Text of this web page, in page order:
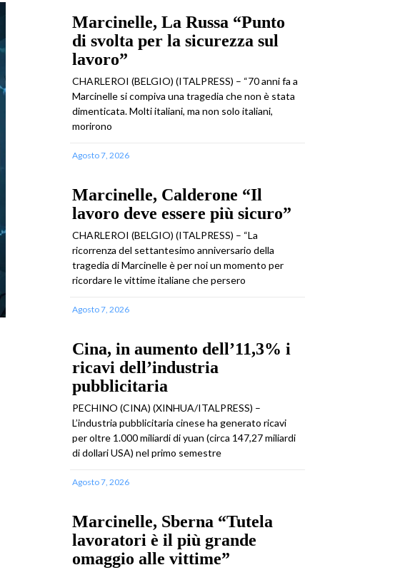
Marcinelle, La Russa “Punto
di svolta per la sicurezza sul
lavoro”
CHARLEROI (BELGIO) (ITALPRESS) – “70 anni fa a
Marcinelle si compiva una tragedia che non è stata
dimenticata. Molti italiani, ma non solo italiani,
morirono
Agosto 7, 2026
Marcinelle, Calderone “Il
lavoro deve essere più sicuro”
CHARLEROI (BELGIO) (ITALPRESS) – “La
ricorrenza del settantesimo anniversario della
tragedia di Marcinelle è per noi un momento per
ricordare le vittime italiane che persero
Agosto 7, 2026
Cina, in aumento dell’11,3% i
ricavi dell’industria
pubblicitaria
PECHINO (CINA) (XINHUA/ITALPRESS) –
L’industria pubblicitaria cinese ha generato ricavi
per oltre 1.000 miliardi di yuan (circa 147,27 miliardi
di dollari USA) nel primo semestre
Agosto 7, 2026
Marcinelle, Sberna “Tutela
lavoratori è il più grande
omaggio alle vittime”